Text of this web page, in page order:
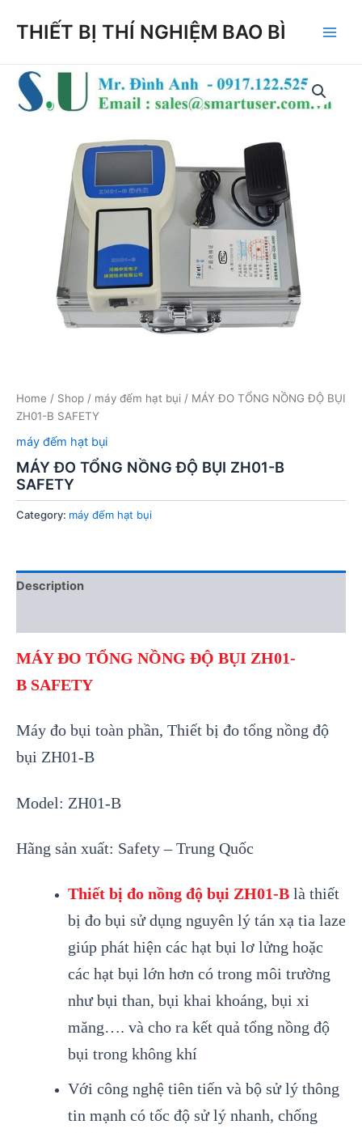
THIẾT BỊ THÍ NGHIỆM BAO BÌ
Home / Shop / máy đếm hạt bụi / MÁY ĐO TỔNG NỒNG ĐỘ BỤI
ZH01-B SAFETY
máy đếm hạt bụi
MÁY ĐO TỔNG NỒNG ĐỘ BỤI ZH01-B
SAFETY
Category: máy đếm hạt bụi
Description
MÁY ĐO TỔNG NỒNG ĐỘ BỤI ZH01-
B SAFETY
Máy đo bụi toàn phần, Thiết bị đo tổng nồng độ
bụi ZH01-B
Model: ZH01-B
Hãng sản xuất: Safety – Trung Quốc
Thiết bị đo nồng độ bụi ZH01-Blà thiết
bị đo bụi sử dụng nguyên lý tán xạ tia laze
giúp phát hiện các hạt bụi lơ lửng hoặc
các hạt bụi lớn hơn có trong môi trường
như bụi than, bụi khai khoáng, bụi xi
măng…. và cho ra kết quả tổng nồng độ
bụi trong không khí
Với công nghệ tiên tiến và bộ sử lý thông
tin mạnh có tốc độ sử lý nhanh, chống